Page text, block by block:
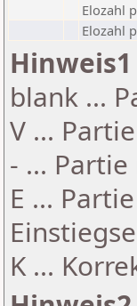
Elozahl
Elozahl
Hinweis1
blank ...
V ...
- ...
E ...
K ...